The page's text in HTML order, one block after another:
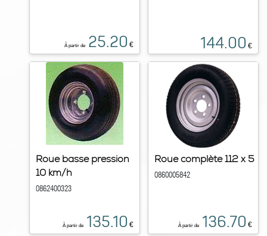
À partir de 25.20 € 144.00 €
Roue basse pression
10 km/h
0862400323
À partir de 135.10 €
Roue complète 112 x 5
0860005842
À partir de 136.70 €